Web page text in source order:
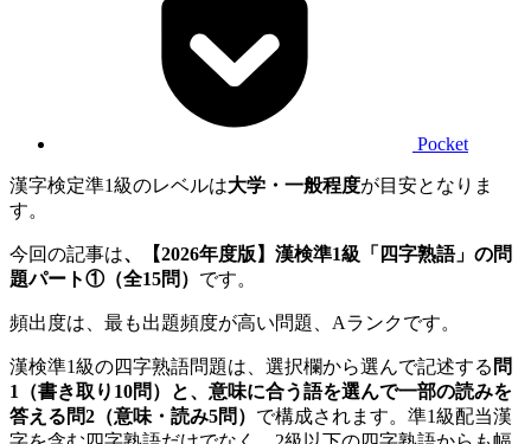
Pocket
漢字検定準1級のレベルは大学・一般程度が目安となりま
す。
今回の記事は、【2026年度版】漢検準1級「四字熟語」の問
題パート①（全15問） です。
頻出度は、最も出題頻度が高い問題、Aランクです。
漢検準1級の四字熟語問題は、選択欄から選んで記述する 問
1（書き取り10問）と、意味に合う語を選んで一部の読みを
答える問2（意味・読み5問） で構成されます。準1級配当漢